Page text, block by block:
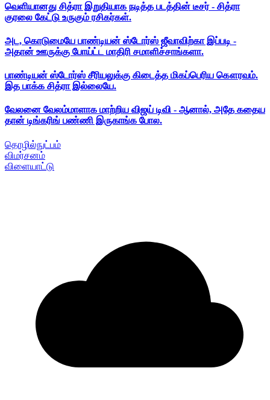
வெளியானது சித்ரா இறுதியாக நடித்த படத்தின் டீசர் - சித்ரா
குரலை கேட்டு உருகும் ரசிகர்கள்.
அட, கொடுமையே பாண்டியன் ஸ்டோர்ஸ் ஜீவாவிற்கா இப்படி -
அதான் ஊருக்கு போய்ட்ட மாதிரி சமாளிச்சாங்களா.
பாண்டியன் ஸ்டோர்ஸ் சீரியலுக்கு கிடைத்த மிகப்பெரிய கௌரவம்.
இத பாக்க சித்ரா இல்லையே.
வேலனை வேலம்மாளாக மாற்றிய விஜய் டிவி - ஆனால், அதே கதைய
தான் டிங்கரிங் பண்ணி இருகாங்க போல.
தொழில்நுட்பம்
விமர்சனம்
விளையாட்டு